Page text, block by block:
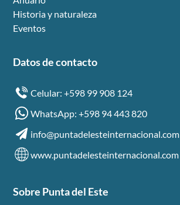
Historia y naturaleza
Eventos
Datos de contacto
Celular: +598 99 908 124
WhatsApp: +598 94 443 820
info@puntadelesteinternacional.com
www.puntadelesteinternacional.com
Sobre Punta del Este